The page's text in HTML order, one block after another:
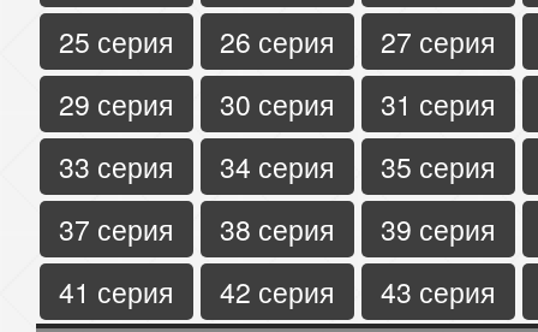
25 серия
26 серия
27 серия
29 серия
30 серия
31 серия
33 серия
34 серия
35 серия
37 серия
38 серия
39 серия
41 серия
42 серия
43 серия